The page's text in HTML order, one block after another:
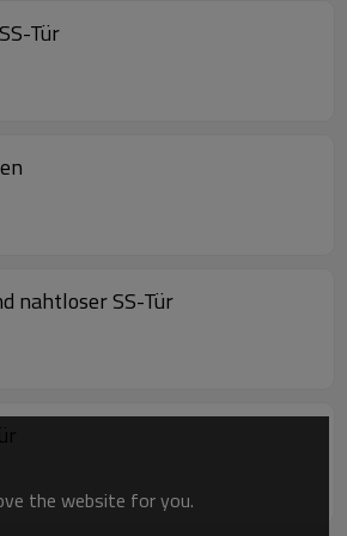
Tür
nahtloser SS-Tür
the website for you.